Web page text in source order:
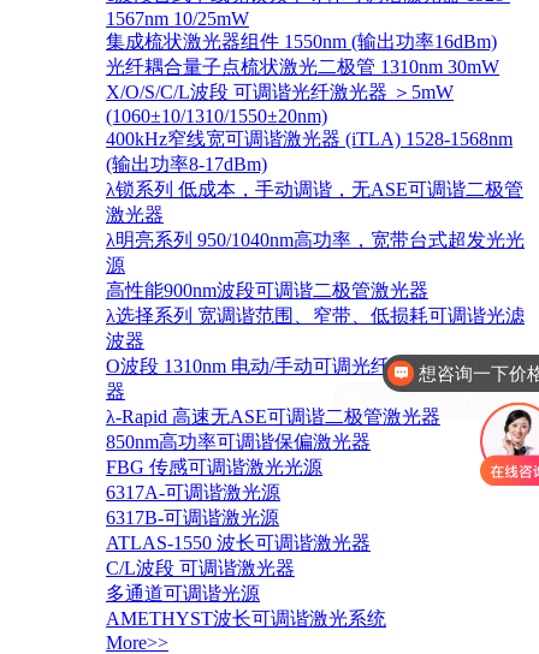
1567nm 10/25mW
集成梳状激光器组件 1550nm (输出功率16dBm)
光纤耦合量子点梳状激光二极管 1310nm 30mW
X/O/S/C/L波段 可调谐光纤激光器 ＞5mW
(1060±10/1310/1550±20nm)
400kHz窄线宽可调谐激光器 (iTLA) 1528-1568nm
(输出功率8-17dBm)
λ锁系列 低成本，手动调谐，无ASE可调谐二极管
激光器
λ明亮系列 950/1040nm高功率，宽带台式超发光光
源
高性能900nm波段可调谐二极管激光器
λ选择系列 宽调谐范围、窄带、低损耗可调谐光滤
波器
O波段 1310nm 电动/手动可调光纤激光器光纤激光
器
λ-Rapid 高速无ASE可调谐二极管激光器
850nm高功率可调谐保偏激光器
FBG 传感可调谐激光光源
6317A-可调谐激光源
6317B-可调谐激光源
ATLAS-1550 波长可调谐激光器
C/L波段 可调谐激光器
多通道可调谐光源
AMETHYST波长可调谐激光系统
More>>
你好，有这几款产品